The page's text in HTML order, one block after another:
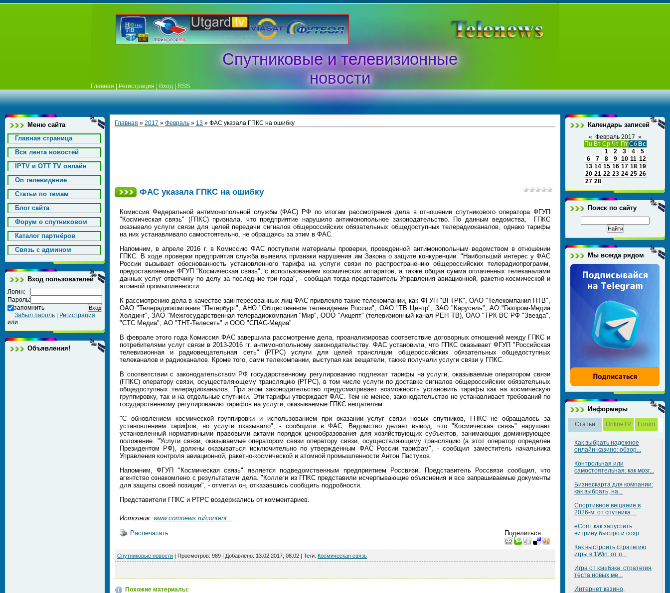
Спутниковые и телевизионные
новости
Главная Регистрация Вход RSS
Меню сайта
Главная страница
Вся лента новостей
IPTV и OTT TV онлайн
On телевидение
Статьи по темам
Блог сайта
Форум о спутниковом
Каталог партнёров
Cвязь с админом
Вход пользователей
Логин:
Пароль:
запомнить
Забыл пароль
Регистрация
или
Объявления!
Главная » 2017 » Февраль » 13 » ФАС указала ГПКС на ошибку
ФАС указала ГПКС на ошибку
Комиссия Федеральной антимонопольной службы (ФАС) РФ по итогам рассмотрения дела в отношении спутникового оператора ФГУП
"Космическая связь" (ГПКС) признала, что предприятие нарушило антимонопольное законодательство. По данным ведомства, ГПКС
оказывало услуги связи для целей передачи сигналов общероссийских обязательных общедоступных телерадиоканалов, однако тарифы
на них устанавливало самостоятельно, не обращаясь за этим в ФАС.
Напомним, в апреле 2016 г. в Комиссию ФАС поступили материалы проверки, проведенной антимонопольным ведомством в отношении
ГПКС. В ходе проверки предприятия служба выявила признаки нарушения им Закона о защите конкуренции. "Наибольший интерес у ФАС
России вызывает обоснованность установленного тарифа на услуги связи по распространению общероссийских телерадиопрограмм,
предоставляемые ФГУП "Космическая связь", с использованием космических аппаратов, а также общая сумма оплаченных телеканалами
данных услуг ответчику по делу за последние три года", - сообщал тогда представитель Управления авиационной, ракетно-космической и
атомной промышленности.
К рассмотрению дела в качестве заинтересованных лиц ФАС привлекло такие телекомпании, как ФГУП "ВГТРК", ОАО "Телекомпания НТВ",
ОАО "Телерадиокомпания "Петербург", АНО "Общественное телевидение России", ОАО "ТВ Центр", ЗАО "Карусель", АО "Газпром-Медиа
Холдинг", ЗАО "Межгосударственная телерадиокомпания "Мир", ООО "Акцепт" (телевизионный канал РЕН ТВ), ОАО "ТРК ВС РФ "Звезда",
"СТС Медиа", АО "ТНТ-Телесеть" и ООО "СПАС-Медиа".
В феврале этого года Комиссия ФАС завершила рассмотрение дела, проанализировав соответствие договорных отношений между ГПКС и
потребителями услуг связи в 2013-2016 гг. антимонопольному законодательству. ФАС установила, что ГПКС оказывает ФГУП "Российская
телевизионная и радиовещательная сеть" (РТРС) услуги для целей трансляции общероссийских обязательных общедоступных
телеканалов и радиоканалов. Кроме того, сами телекомпании, выступая как вещатели, также получали услуги связи у ГПКС.
В соответствии с законодательством РФ государственному регулированию подлежат тарифы на услуги, оказываемые оператором связи
(ГПКС) оператору связи, осуществляющему трансляцию (РТРС), в том числе услуги по доставке сигналов общероссийских обязательных
общедоступных телерадиоканалов. При этом законодательство предусматривает возможность установить тарифы как на космическую
группировку, так и на отдельные спутники. Эти тарифы утверждает ФАС. Тем не менее, законодательство не устанавливает требований по
государственному регулированию тарифов на услуги, оказываемые ГПКС вещателям.
"С обновлением космической группировки и использованием при оказании услуг связи новых спутников, ГПКС не обращалось за
установлением тарифов, но услуги оказывало", - сообщили в ФАС. Ведомство делает вывод, что "Космическая связь" нарушает
установленный нормативными правовыми актами порядок ценообразования для хозяйствующих субъектов, занимающих доминирующее
положение. "Услуги связи, оказываемые оператором связи оператору связи, осуществляющему трансляцию (а этот оператор определен
Президентом РФ), должны оказываться исключительно по утвержденным ФАС России тарифам", - сообщил заместитель начальника
Управления контроля авиационной, ракетно-космической и атомной промышленности Антон Пастухов.
Напомним, ФГУП "Космическая связь" является подведомственным предприятием Россвязи. Представитель Россвязи сообщил, что
агентство ознакомлено с результатами дела. "Коллеги из ГПКС представили исчерпывающие объяснения и все запрашиваемые документы
для защиты своей позиции", - отметил он, отказавшись сообщить подробности.
Представители ГПКС и РТРС воздержались от комментариев.
Источник: www.comnews.ru/content...
Распечатать
Поделиться:
Спутниковые новости | Просмотров: 989 | Добавлено: 13.02.2017; 08:02 | Теги: Космическая связь
Похожие материалы:
Календарь записей
« Февраль 2017 »
Пн Вт Ср Чт ПтСб Вс
1
2 3 4
5
6
7 8 9 10 11 12
13 14 15 16 17 18 19
20 21 22 23 24 25 26
27 28
Поиск по сайту
Мы всегда рядом
Информеры
Статьи OnlineTV Forum
Как выбрать надежное
онлайн-казино: обзор...
Контрольная или
самостоятельная: как мозг...
Бизнескарта для компании:
как выбрать, на...
Спортивное вещание в
2026-м: от спутника ...
eCom: как запустить
витрину быстро и сохр...
Как выстроить стратегию
игры в 1Win: от п...
Игра от кэшбэка: стратегия
теста новых ме...
Интернет казино,